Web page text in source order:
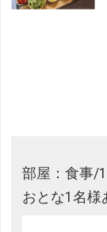
部屋：食事/
おとな1名様